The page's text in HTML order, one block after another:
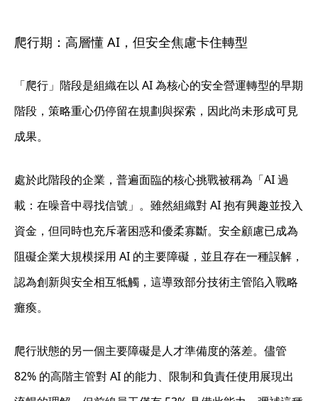
爬行期：高層懂 AI，但安全焦慮卡住轉型
「爬行」階段是組織在以 AI 為核心的安全營運轉型的早期
階段，策略重心仍停留在規劃與探索，因此尚未形成可見
成果。
處於此階段的企業，普遍面臨的核心挑戰被稱為「AI 過
載：在噪音中尋找信號」。雖然組織對 AI 抱有興趣並投入
資金，但同時也充斥著困惑和優柔寡斷。安全顧慮已成為
阻礙企業大規模採用 AI 的主要障礙，並且存在一種誤解，
認為創新與安全相互牴觸，這導致部分技術主管陷入戰略
癱瘓。
爬行狀態的另一個主要障礙是人才準備度的落差。儘管
82% 的高階主管對 AI 的能力、限制和負責任使用展現出